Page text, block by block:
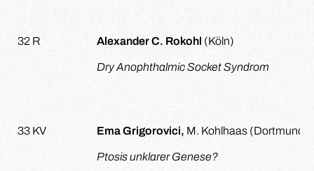
32 R Alexander C. Rokohl (Köln)
Dry Anophthalmic Socket Syndrom
33 KV Ema Grigorovici, M. Kohlhaas (Dortmund)
Ptosis unklarer Genese?